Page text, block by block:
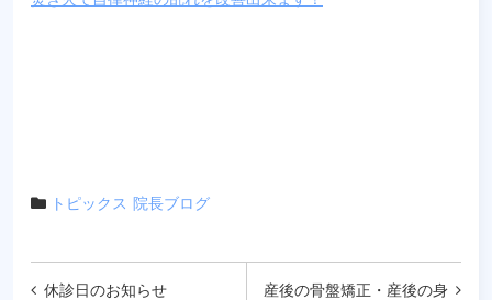
トピックス 院長ブログ
投
産後の骨盤矯正・産後の身
休診日のお知らせ